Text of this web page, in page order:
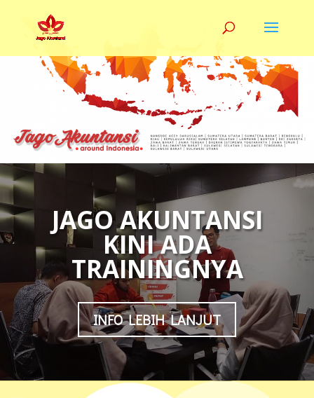
JAGO AKUNTANSI
KINI ADA
TRAININGNYA
INFO LEBIH LANJUT